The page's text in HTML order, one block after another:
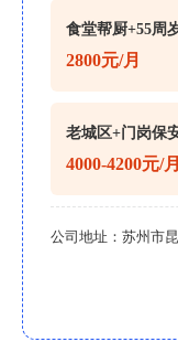
食堂帮厨+55周
2800元/月
老城区+门岗保
4000-4200元/月
公司地址： 苏州市